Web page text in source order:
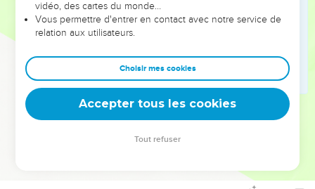
On reconnaît bien là la charité du Maître qui "ne brise pas le
roseau froissé et n'éteint pas le lumignon fumant." Cette
s'exerçait surtout à l'égard des disciples de Jean-Baptiste
qui, selon Matthieu, (Matthieu 9.14) avaient soulevé la question
des jeûnes, occasion de tout ce discours.
vidéo, des cartes du monde…
Vous permettre d'entrer en contact avec notre service de
relation aux utilisateurs.
Choisir mes cookies
Accepter tous les cookies
Tout refuser